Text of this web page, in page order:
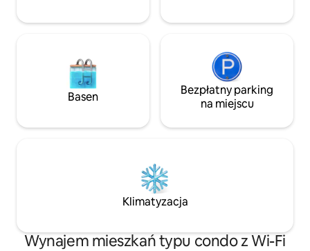
ŁAZIENKĘ/KOCE/PODUSZKI.
Basen
Bezpłatny parking
na miejscu
Klimatyzacja
Wynajem mieszkań typu condo z Wi-Fi